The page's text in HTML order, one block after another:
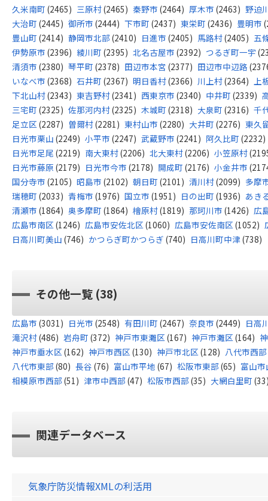
久米南町 (2465) 三原村(2465) 秦野市 (2464) 厚木市 (2463) 野迫
大治町 (2445) 御所市 (2444) 下市町 (2437) 東栄町 (2436) 豊明市
豊山町 (2414) 静岡市北部 (2410) 日進市 (2405) 馬路村(2405) 五
伊勢原市 (2396) 綾川町 (2395) 北名古屋市 (2392) つるぎ町一宇
清須市 (2380) 琴平町 (2378) 田辺市本宮 (2377) 田辺市中辺路
いなべ市 (2368) 石井町 (2367) 明日香村(2366) 川上村(2364) 上
下北山村(2343) 東吉野村(2341) 西東京市 (2340) 中井町 (2339)
三宅町 (2325) 佐那河内村(2325) 木城町 (2318) 大泉町 (2316) 千
足立区(2287) 曽爾村(2281) 東村山市 (2280) 大井町 (2276) 東久
日光市栗山 (2249) 小平市 (2247) 武蔵野市 (2241) 阿久比町 (2232)
日光市足尾 (2219) 南大東村(2206) 北大東村(2206) 小笠原村
日光市藤原 (2179) 日光市今市 (2178) 開成町 (2176) 小金井市
国分寺市 (2105) 昭島市 (2102) 朝日町 (2101) 清川村(2099) 多摩
瑞穂町 (2033) 青梅市 (1976) 国立市 (1951) 日の出町 (1936) あき
清瀬市 (1864) 奥多摩町 (1864) 檜原村(1819) 那珂川市 (1426) 広
広島市南区(1246) 広島市安佐北区(1060) 広島市安佐南区(1052)
日高川町美山 (746) かつらぎ町かつらぎ (740) 日高川町中津(738)
その他一覧 (38)
広島市 (3031) 日光市 (2548) 有田川町 (2467) 奈良市 (2449) 日高
滝沢村(486) 岩舟町 (372) 神戸市東灘区 (167) 神戸市灘区 (164)
神戸市垂水区 (162) 神戸市西区 (130) 神戸市北区 (128) 八代市西部
八代市東部 (80) 長谷 (76) 富山市平地 (67) 松阪市東部 (65) 富山
相模原市西部 (51) 津市中西部 (47) 松阪市西部 (35) 大網白里町
関連データベース
気象庁防災情報XMLの利活用